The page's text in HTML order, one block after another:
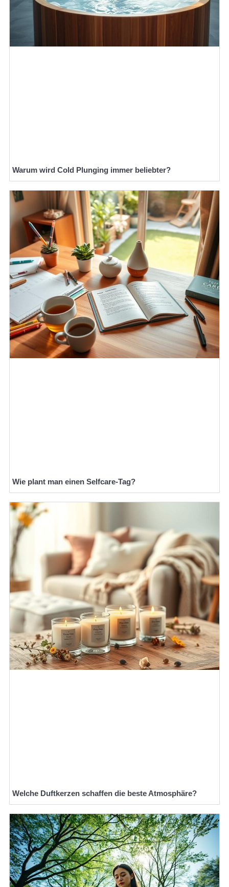
Warum wird Cold Plunging immer beliebter?
Wie plant man einen Selfcare-Tag?
Welche Duftkerzen schaffen die beste Atmosphäre?